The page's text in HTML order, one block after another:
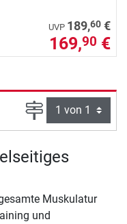
UVP 189,60 €
169,90 €
Seite
Muskulatur
und